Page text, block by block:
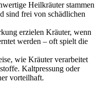
Heilkräuter stammen
⁢sind‍ frei von schädlichen
erzielen Kräuter, wenn
werden –⁢ oft ‌spielt⁣ die
wie Kräuter verarbeitet
Kaltpressung oder
vorteilhaft.